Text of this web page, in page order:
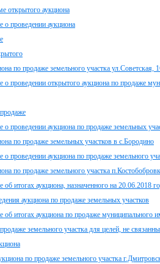
открытого аукциона
проведении аукциона
по продаже земельного участка ул.Советская,
проведении открытого аукциона по продаже
проведении аукциона по продаже земельных
по продаже земельных участков в с.Бородино
проведении аукциона по продаже земельного
по продаже земельного участка
итогах аукциона, назначенного на 20.06.2018
аукциона по продаже земельных участков
итогах аукциона по продаже муниципального
земельного участка для целей, не
по продаже земельного участка